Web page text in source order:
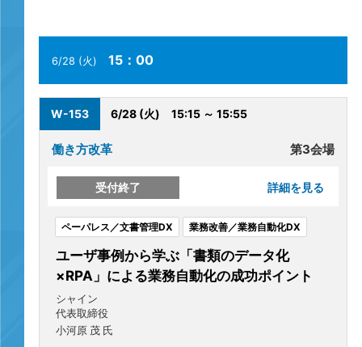
6/28 (火) 15：00
W-153 6/28 (火) 15:15 ～ 15:55
働き方改革 第3会場
受付終了 詳細を見る
ペーパレス／文書管理DX 業務改善／業務自動化DX
ユーザ事例から学ぶ「書類のデータ化
×RPA」による業務自動化の成功ポイント
シャイン
代表取締役
小河原 茂 氏